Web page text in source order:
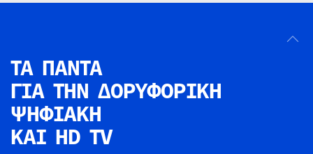
ΤΑ ΠΑΝΤΑ
ΓΙΑ ΤΗΝ ΔΟΡΥΦΟΡΙΚΗ
ΨΗΦΙΑΚΗ
ΚΑΙ HD TV